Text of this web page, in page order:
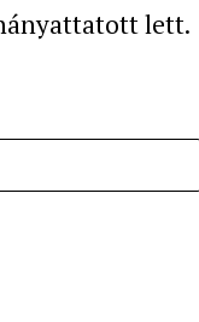
lett.